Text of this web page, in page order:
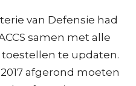
van Defensie had
samen met alle
te updaten.
afgerond moeten